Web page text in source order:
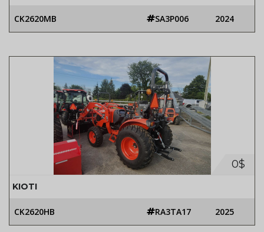
CK2620MB SA3P006 2024
0$
KIOTI
CK2620HB RA3TA17 2025